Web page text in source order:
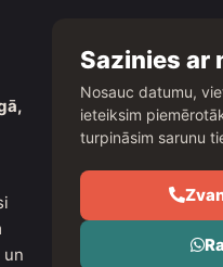
un
Sazinies ar
Nosauc datumu,
ieteiksim
turpināsim sarunu